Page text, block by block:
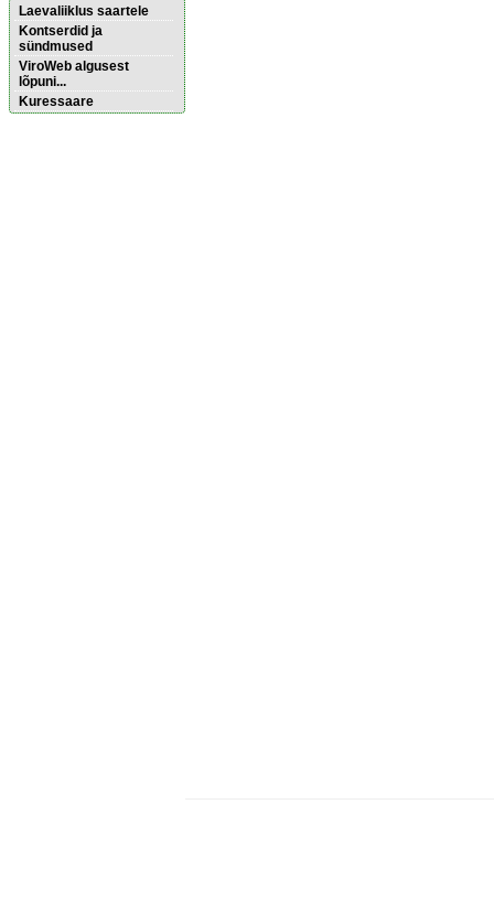
Laevaliiklus saartele
Kontserdid ja
sündmused
ViroWeb algusest
lõpuni...
Kuressaare